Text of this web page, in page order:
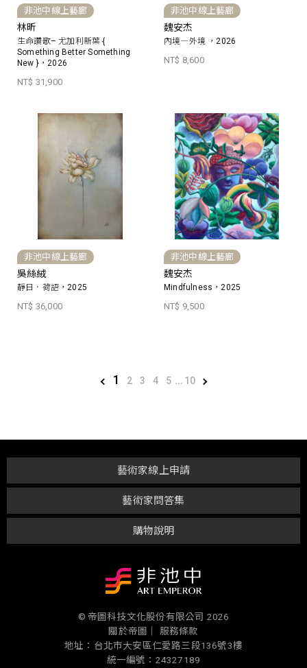
非池中線上藝廊
林昕
生命讚歌– 尤加利新葉 {
Something Better Something
New }，2026
NT$ 31,900
非池中線上藝廊
魏安杰
內境―外境 ，2026
NT$ 8,600
非池中線上藝廊
吳絲絨
靜日．荷語，2025
NT$ 36,000
非池中線上藝廊
魏安杰
Mindfulness，2025
NT$ 9,500
1 2 3 4 5 ... 10
購物說明
藝術家問答集
藝術家線上申請
© 帝圖科技文化股份有限公司 2026
關於帝圖｜
服務條款
地址：台北市大安區仁愛路三段136號3樓
統一編號：24327189